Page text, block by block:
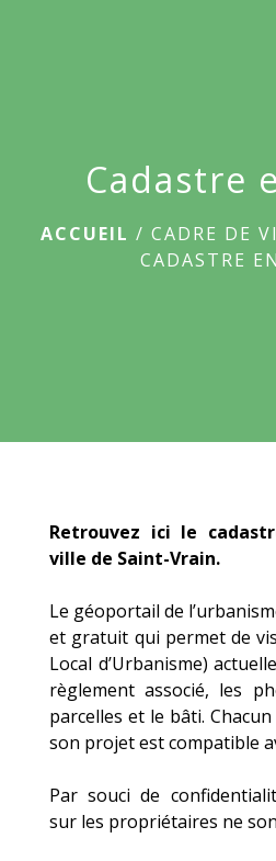
Cadastre
ACCUEIL / CADRE DE
CADASTRE
Retrouvez ici le
ville de Saint-Vrain.
Le géoportail de
et gratuit qui permet de
Local d’Urbanisme)
règlement associé, les
parcelles et le bâti.
son projet est compatible
Par souci de
sur les propriétaires ne